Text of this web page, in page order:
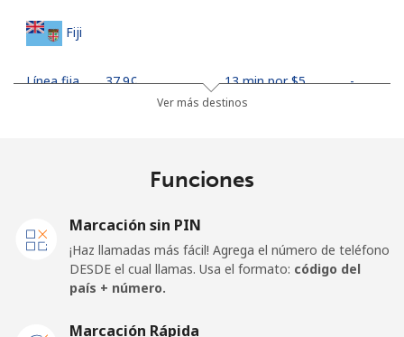
Fiji
Línea fija ⁦37.9¢⁩ 13 min por ⁦$5⁩ -
Línea fija ⁦35.5¢⁩
⁦34.5¢⁩ 14 min por ⁦$5⁩ ⁦11¢⁩
Ver más destinos
Funciones
Marcación sin PIN
¡Haz llamadas más fácil! Agrega el número de teléfono
DESDE el cual llamas. Usa el formato: código del
país + número.
Marcación Rápida